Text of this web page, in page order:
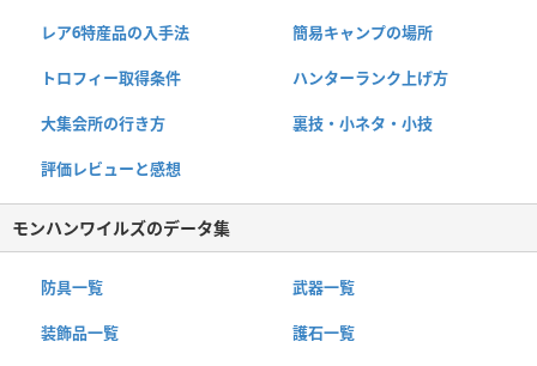
レア6特産品の入手法 簡易キャンプの場所
トロフィー取得条件 ハンターランク上げ方
大集会所の行き方 裏技・小ネタ・小技
評価レビューと感想
モンハンワイルズのデータ集
防具一覧 武器一覧
装飾品一覧 護石一覧